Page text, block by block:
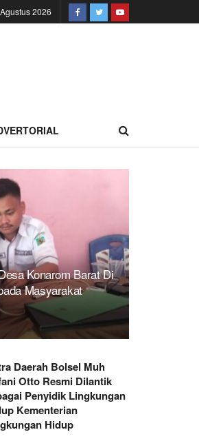
2026
Konarom Barat Di
Masyarakat
Daerah Bolsel Muh
Otto Resmi Dilantik
Penyidik Lingkungan
Kementerian
Hidup